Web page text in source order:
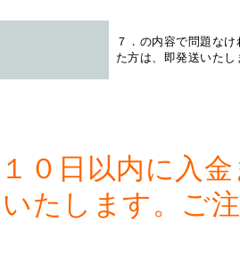
７．の内容で問題な
た方は、即発送いたし
０日以内に入
たします。ご